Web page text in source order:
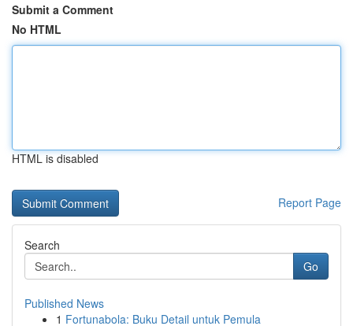
Submit a Comment
No HTML
HTML is disabled
Report Page
Search
Go
Published News
1 Fortunabola: Buku Detail untuk Pemula